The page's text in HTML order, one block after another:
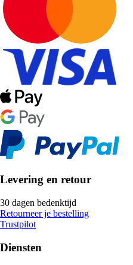
Levering en retour
30 dagen bedenktijd
Retourneer je bestelling
Trustpilot
Diensten